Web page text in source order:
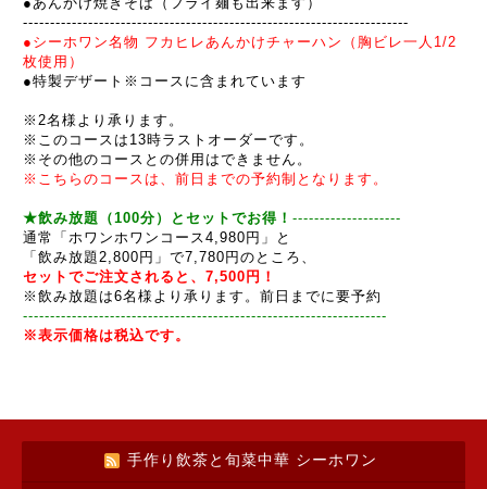
-----------------------------------------------------------------------
●シーホワン名物 フカヒレあんかけチャーハン（胸ビレ一人1/2
枚使用）
●特製デザート※コースに含まれています
※2名様より承ります。
※このコースは13時ラストオーダーです。
※その他のコースとの併用はできません。
※こちらのコースは、前日までの予約制となります。
★飲み放題（100分）とセットでお得！ --------------------
通常「ホワンホワンコース4,980円」と
「飲み放題2,800円」で7,780円のところ、
セットでご注文されると、7,500円 ！
※飲み放題は6名様より承ります。前日までに要予約
-------------------------------------------------------------------
※表示価格は税込です。
手作り飲茶と旬菜中華 シーホワン